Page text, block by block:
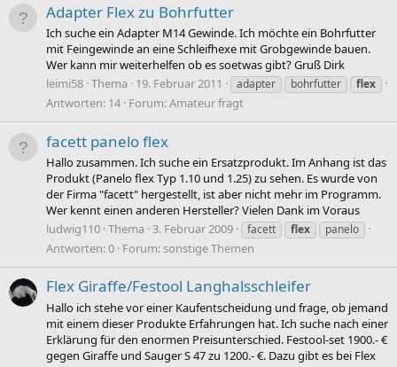
Adapter Flex zu Bohrfutter
Ich suche ein Adapter M14 Gewinde. Ich möchte ein Bohrfutter
mit Feingewinde an eine Schleifhexe mit Grobgewinde bauen.
Wer kann mir weiterhelfen ob es soetwas gibt? Gruß Dirk
leimi58 Thema 19. Februar 2011 adapter bohrfutter flex
Antworten: 14 Forum:Amateur fragt
facett panelo flex
Hallo zusammen. Ich suche ein Ersatzprodukt. Im Anhang ist das
Produkt (Panelo flex Typ 1.10 und 1.25) zu sehen. Es wurde von
der Firma "facett" hergestellt, ist aber nicht mehr im Programm.
Wer kennt einen anderen Hersteller? Vielen Dank im Voraus
ludwig110 Thema 3. Februar 2009 facett flex panelo
Antworten: 0 Forum:sonstige Themen
Flex Giraffe/Festool Langhalsschleifer
Hallo ich stehe vor einer Kaufentscheidung und frage, ob jemand
mit einem dieser Produkte Erfahrungen hat. Ich suche nach einer
Erklärung für den enormen Preisunterschied. Festool-set 1900.- €
gegen Giraffe und Sauger S 47 zu 1200.- €. Dazu gibt es bei Flex